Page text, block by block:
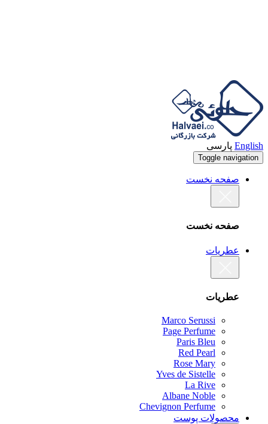
English پارسی
Toggle navigation
صفحه نخست
صفحه نخست
عطریات
عطریات
Marco Serussi
Page Perfume
Paris Bleu
Red Pearl
Rose Mary
Yves de Sistelle
La Rive
Albane Noble
Chevignon Perfume
محصولات پوست